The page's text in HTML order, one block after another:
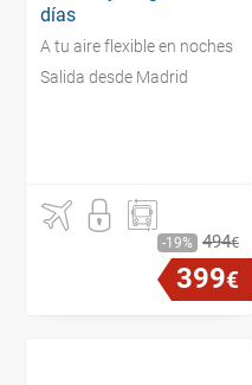
días
A tu aire flexible en noches
Salida desde Madrid
19 494€
399€